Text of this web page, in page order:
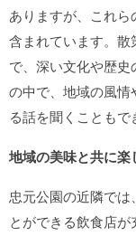
ありますが、これら
含まれています。散
で、深い文化や歴
の中で、地域の風
る話を聞くこともで
地域の美味と共に楽
忠元公園の近隣では
とができる飲食店